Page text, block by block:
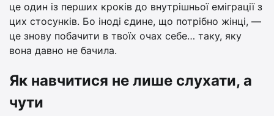
це один із перших кроків до внутрішньої еміграції з
цих стосунків. Бо іноді єдине, що потрібно жінці, —
це знову побачити в твоїх очах себе… таку, яку
вона давно не бачила.
Як навчитися не лише слухати, а
чути